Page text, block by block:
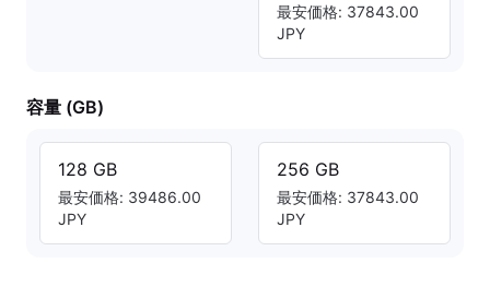
最安価格: 37843.00
JPY
容量 (GB)
128 GB
最安価格: 39486.00
JPY
256 GB
最安価格: 37843.00
JPY